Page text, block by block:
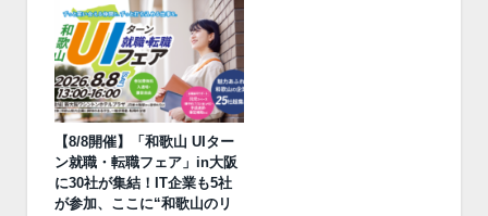
【8/8開催】「和歌山 UIター
ン就職・転職フェア」in大阪
に30社が集結！IT企業も5社
が参加、ここに“和歌山のリ